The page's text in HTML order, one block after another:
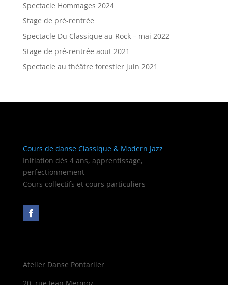
Spectacle Hommages 2024
Stage de pré-rentrée
Spectacle Du Classique au Rock – mai 2022
Stage de pré-rentrée aout 2021
Spectacle au théâtre forestier juin 2021
Cours de danse Classique & Modern Jazz
Initiation dès 4 ans, apprentissage,
perfectionnement
Cours collectifs et cours particuliers
Atelier Danse Pontarlier